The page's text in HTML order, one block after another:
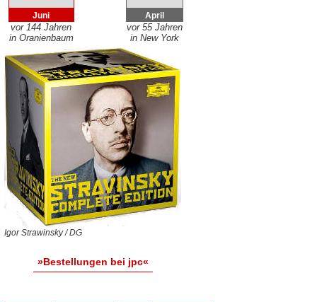
Juni
vor 144 Jahren
in Oranienbaum
April
vor 55 Jahren
in New York
Igor Strawinsky / DG
»Bestellungen bei jpc«